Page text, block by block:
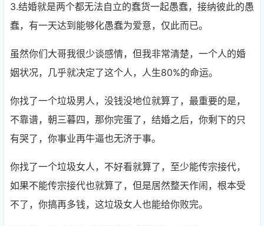
3.结婚就是两个都无法自立的蠢货一起愚蠢，接纳彼此的愚
蠢，有一天达到能够化愚蠢为爱意，仅此而已。
虽然你们大哥我很少谈感情，但我非常清楚，一个人的婚
姻状况，几乎就决定了这个人，人生80%的命运。
你找了一个垃圾男人，没钱没地位就算了，最重要的是，
不靠谱，朝三暮四，那你完蛋了，结婚之后，你剩下的只
有哭了，你事业再牛逼也无济于事。
你找了一个垃圾女人，不好看就算了，至少能传宗接代，
如果不能传宗接代也就算了，但是居然整天作闹，根本受
不了，你搞再多钱，这垃圾女人也能给你败完。